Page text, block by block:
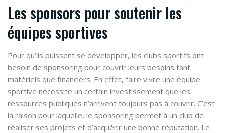
Les sponsors pour soutenir les
équipes sportives
Pour qu’ils puissent se développer, les clubs sportifs ont
besoin de sponsoring pour couvrir leurs besoins tant
matériels que financiers. En effet, faire vivre une équipe
sportive nécessite un certain investissement que les
ressources publiques n’arrivent toujours pas à couvrir. C’est
la raison pour laquelle, le sponsoring permet à un club de
réaliser ses projets et d’acquérir une bonne réputation. Le